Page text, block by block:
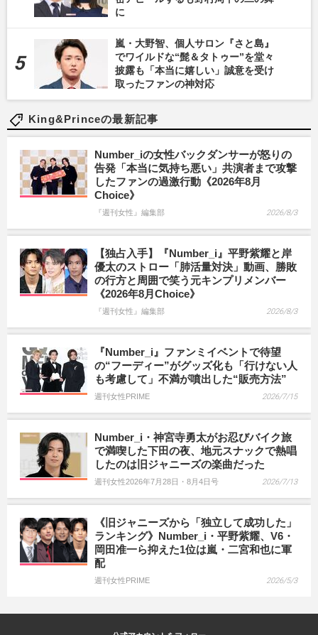
に
嵐・大野智、個人サロン『さと島』
でワイルドな“髭＆タトゥー”を堂々
披露も「本当に嬉しい」誠意を受け
取ったファンの神対応
King&Princeの最新記事
Number_iの女性バックダンサーが怒りの
告発「本当に気持ち悪い」共演者まで攻撃
したファンの過激行動《2026年8月
Choice》
『週刊女性』編集部 2026/8/3
【独占入手】『Number_i』平野紫耀と岸
優太のストロー「肺活量対決」動画、勝敗
の行方と周囲で笑う元キンプリメンバー
《2026年8月Choice》
『週刊女性』編集部 2026/8/3
『Number_i』ファンミイベントで待望
の“フーディー”がグッズ化も「行けない人
も考慮して」不満が噴出した“販売方法”
週刊女性PRIME 2026/7/15
Number_i・神宮寺勇太がお忍びバイク旅
で満喫した下田の夜、地元スナックで熱唱
したのは旧ジャニーズの楽曲だった
週刊女性2026年7月28日・8月4日号 2026/7/13
《旧ジャニーズから「独立して成功した」
ランキング》Number_i・平野紫耀、V6・
岡田准一ら抑えた1位は嵐・二宮和也に軍
配
週刊女性PRIME 2026/5/3